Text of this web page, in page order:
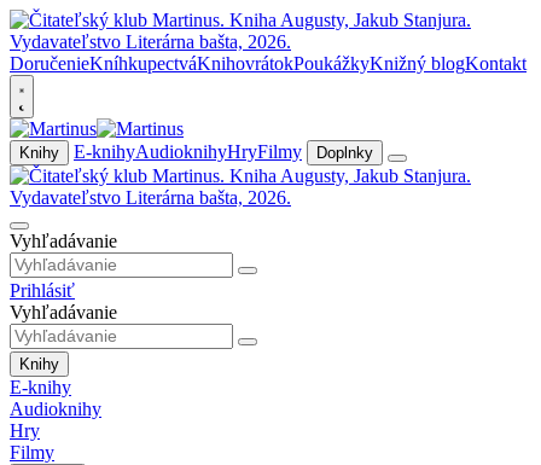
DoručenieKníhkupectváKnihovrátokPoukážkyKnižný blogKontakt
Knihy E-knihyAudioknihyHryFilmy Doplnky
Vyhľadávanie
Prihlásiť
Vyhľadávanie
Knihy
E-knihy
Audioknihy
Hry
Filmy